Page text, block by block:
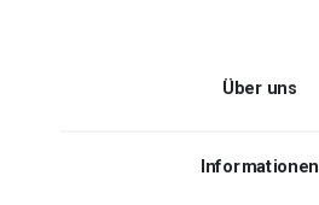
Über uns
Informationen